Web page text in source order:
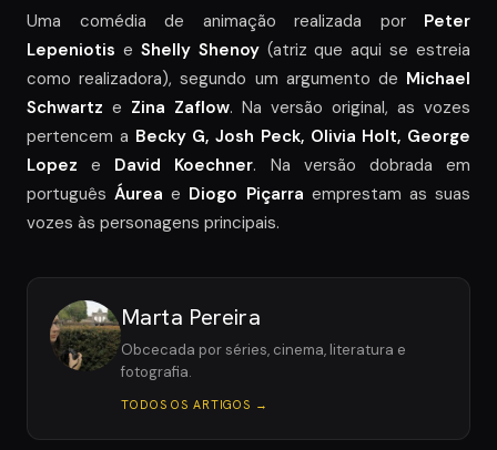
Uma comédia de animação realizada por Peter
Lepeniotis e Shelly Shenoy(atriz que aqui se estreia
como realizadora), segundo um argumento de Michael
Schwartz e Zina Zaflow. Na versão original, as vozes
pertencem a Becky G, Josh Peck, Olivia Holt, George
Lopez e David Koechner. Na versão dobrada em
portuguêsÁurea e Diogo Piçarra emprestam as suas
vozes às personagens principais.
Marta Pereira
Obcecada por séries, cinema, literatura e
fotografia.
TODOS OS ARTIGOS →